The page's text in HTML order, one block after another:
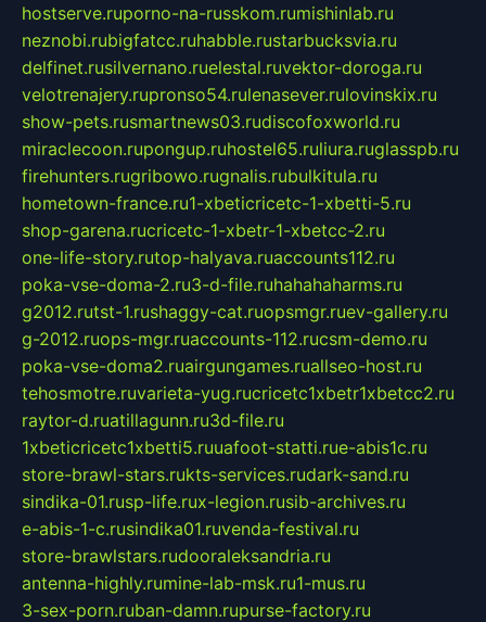
hostserve.ruporno-na-russkom.rumishinlab.ru
neznobi.rubigfatcc.ruhabble.rustarbucksvia.ru
delfinet.rusilvernano.ruelestal.ruvektor-doroga.ru
velotrenajery.rupronso54.rulenasever.rulovinskix.ru
show-pets.rusmartnews03.rudiscofoxworld.ru
miraclecoon.rupongup.ruhostel65.ruliura.ruglasspb.ru
firehunters.rugribowo.rugnalis.rubulkitula.ru
hometown-france.ru1-xbeticricetc-1-xbetti-5.ru
shop-garena.rucricetc-1-xbetr-1-xbetcc-2.ru
one-life-story.rutop-halyava.ruaccounts112.ru
poka-vse-doma-2.ru3-d-file.ruhahahaharms.ru
g2012.rutst-1.rushaggy-cat.ruopsmgr.ruev-gallery.ru
g-2012.ruops-mgr.ruaccounts-112.rucsm-demo.ru
poka-vse-doma2.ruairgungames.ruallseo-host.ru
tehosmotre.ruvarieta-yug.rucricetc1xbetr1xbetcc2.ru
raytor-d.ruatillagunn.ru3d-file.ru
1xbeticricetc1xbetti5.ruuafoot-statti.rue-abis1c.ru
store-brawl-stars.rukts-services.rudark-sand.ru
sindika-01.rusp-life.rux-legion.rusib-archives.ru
e-abis-1-c.rusindika01.ruvenda-festival.ru
store-brawlstars.rudooraleksandria.ru
antenna-highly.rumine-lab-msk.ru1-mus.ru
3-sex-porn.ruban-damn.rupurse-factory.ru